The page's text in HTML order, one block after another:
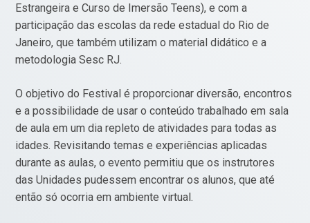
Estrangeira e Curso de Imersão Teens), e com a
participação das escolas da rede estadual do Rio de
Janeiro, que também utilizam o material didático e a
metodologia Sesc RJ.
O objetivo do Festival é proporcionar diversão, encontros
e a possibilidade de usar o conteúdo trabalhado em sala
de aula em um dia repleto de atividades para todas as
idades. Revisitando temas e experiências aplicadas
durante as aulas, o evento permitiu que os instrutores
das Unidades pudessem encontrar os alunos, que até
então só ocorria em ambiente virtual.